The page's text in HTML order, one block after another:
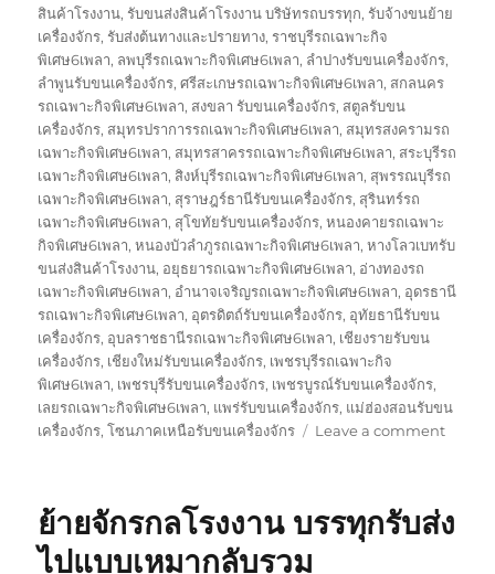
สินค้าโรงงาน,รับขนส่งสินค้าโรงงาน บริษัทรถบรรทุก,รับจ้างขนย้าย
เครื่องจักร,รับส่งต้นทางและปรายทาง,ราชบุรีรถเฉพาะกิจ
พิเศษ6เพลา, ลพบุรีรถเฉพาะกิจพิเศษ6เพลา, ลำปางรับขนเครื่องจักร,
ลำพูนรับขนเครื่องจักร,ศรีสะเกษรถเฉพาะกิจพิเศษ6เพลา, สกลนคร
รถเฉพาะกิจพิเศษ6เพลา, สงขลา รับขนเครื่องจักร, สตูลรับขน
เครื่องจักร, สมุทรปราการรถเฉพาะกิจพิเศษ6เพลา, สมุทรสงครามรถ
เฉพาะกิจพิเศษ6เพลา, สมุทรสาครรถเฉพาะกิจพิเศษ6เพลา, สระบุรีรถ
เฉพาะกิจพิเศษ6เพลา, สิงห์บุรีรถเฉพาะกิจพิเศษ6เพลา, สุพรรณบุรีรถ
เฉพาะกิจพิเศษ6เพลา, สุราษฎร์ธานีรับขนเครื่องจักร, สุรินทร์รถ
เฉพาะกิจพิเศษ6เพลา, สุโขทัยรับขนเครื่องจักร,หนองคายรถเฉพาะ
กิจพิเศษ6เพลา,หนองบัวลำภูรถเฉพาะกิจพิเศษ6เพลา,หางโลวเบทรับ
ขนส่งสินค้าโรงงาน, อยุธยารถเฉพาะกิจพิเศษ6เพลา, อ่างทองรถ
เฉพาะกิจพิเศษ6เพลา, อำนาจเจริญรถเฉพาะกิจพิเศษ6เพลา, อุดรธานี
รถเฉพาะกิจพิเศษ6เพลา, อุตรดิตถ์รับขนเครื่องจักร, อุทัยธานีรับขน
เครื่องจักร, อุบลราชธานีรถเฉพาะกิจพิเศษ6เพลา, เชียงรายรับขน
เครื่องจักร, เชียงใหม่รับขนเครื่องจักร, เพชรบุรีรถเฉพาะกิจ
พิเศษ6เพลา, เพชรบุรีรับขนเครื่องจักร, เพชรบูรณ์รับขนเครื่องจักร,
เลยรถเฉพาะกิจพิเศษ6เพลา, แพร่รับขนเครื่องจักร, แม่ฮ่องสอนรับขน
เครื่องจักร,โซนภาคเหนือรับขนเครื่องจักร Leave a commenton
โรงงาน
ย้ายจักรกลโรงงาน บรรทุกรับส่ง
ไปแบบเหมากลับรวม